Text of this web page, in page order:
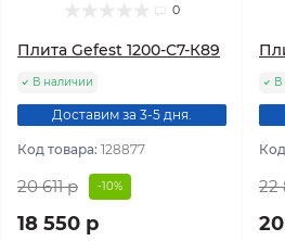
0
Плита Gefest 1200-С7-К89
В наличии
Доставим за 3-5 дня.
Код товара: 128877
20 611 р -10%
18 550 р
В
22